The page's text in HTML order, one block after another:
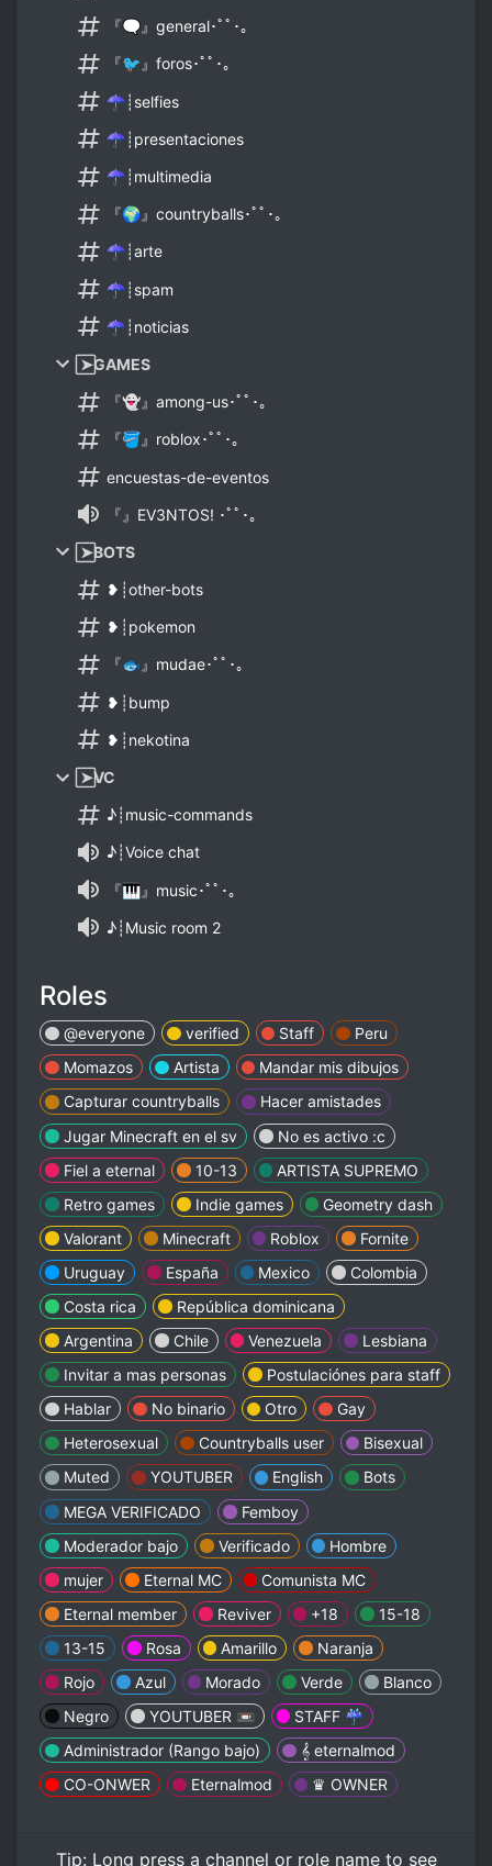
『🗨️』general･ﾟﾟ･｡
『🐦』foros･ﾟﾟ･｡
☂┊selfies
☂┊presentaciones
☂┊multimedia
『🌍』countryballs･ﾟﾟ･｡
☂┊arte
☂┊spam
☂┊noticias
⃞➤GAMES
『👻』among-us･ﾟﾟ･｡
『🪣』roblox･ﾟﾟ･｡
encuestas-de-eventos
『』EV3NTOS! ･ﾟﾟ･｡
⃞➤BOTS
❥┊other-bots
❥┊pokemon
『🐟』mudae･ﾟﾟ･｡
❥┊bump
❥┊nekotina
⃞➤VC
♪┊music-commands
♪┊Voice chat
『🎹』music･ﾟﾟ･｡
♪┊Music room 2
Roles
@everyone verified Staff
Peru
Momazos
Artista
Mandar mis dibujos
Capturar countryballs
Hacer amistades
Jugar Minecraft en el sv
No es activo :c
Fiel a eternal
10-13
ARTISTA SUPREMO
Retro games
Indie games
Geometry dash
Valorant
Minecraft Roblox
Fornite
Uruguay
España Mexico
Colombia
Costa rica
República dominicana
Argentina
Chile Venezuela
Lesbiana
Invitar a mas personas
Postulaciónes para staff
Hablar
No binario Otro
Gay
Heterosexual
Countryballs user
Bisexual
Muted
YOUTUBER English
Bots
MEGA VERIFICADO
Femboy
Moderador bajo
Verificado
Hombre
mujer
Eternal MC
Comunista MC
Eternal member
Reviver +18
15-18
13-15
Rosa Amarillo
Naranja
Rojo
Azul Morado Verde
Blanco
Negro
YOUTUBER 📼
STAFF ☔
Administrador (Rango bajo)
𝄞 eternalmod
CO-ONWER
Eternalmod ♛ OWNER
Tip: Long pressa channel or role name to see